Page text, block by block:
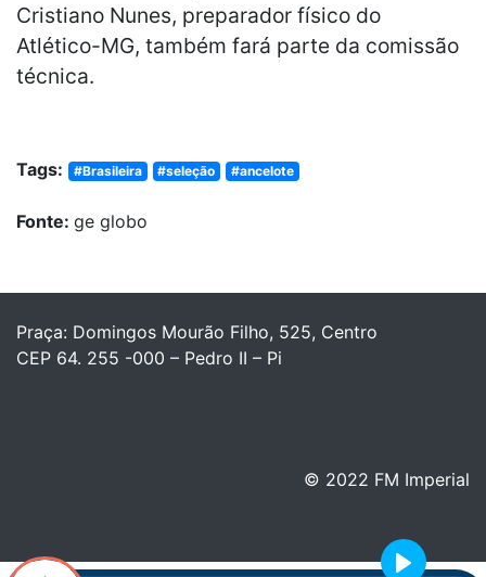
Cristiano Nunes, preparador físico do
Atlético-MG, também fará parte da comissão
técnica.
Tags: #Brasileira #seleção #ancelote
Fonte: ge globo
Play
Praça: Domingos Mourão Filho, 525, Centro
CEP 64. 255 -000 – Pedro II – Pi
© 2022 FM Imperial